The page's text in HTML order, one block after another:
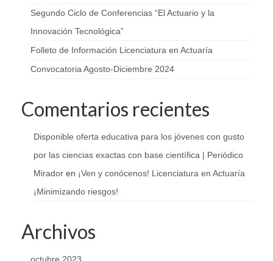
Segundo Ciclo de Conferencias “El Actuario y la
Innovación Tecnológica”
Folleto de Información Licenciatura en Actuaría
Convocatoria Agosto-Diciembre 2024
Comentarios recientes
Disponible oferta educativa para los jóvenes con gusto
por las ciencias exactas con base científica | Periódico
Mirador en ¡Ven y conócenos! Licenciatura en Actuaría
¡Minimizando riesgos!
Archivos
octubre 2023